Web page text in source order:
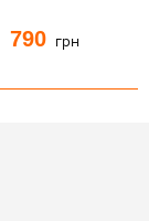
790 грн